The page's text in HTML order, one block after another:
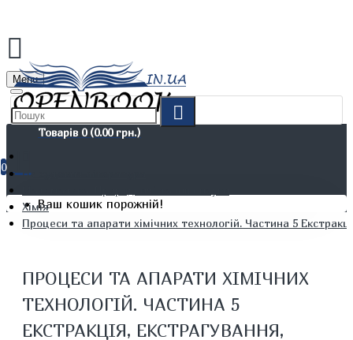
Menu
Товарів 0 (0.00 грн.)
0
Ваш кошик порожній!
Не художня література
Хімія
Процеси та апарати хімічних технологій. Частина 5
ПРОЦЕСИ ТА АПАРАТИ ХІМІЧНИХ
ТЕХНОЛОГІЙ. ЧАСТИНА 5
ЕКСТРАКЦІЯ, ЕКСТРАГУВАННЯ,